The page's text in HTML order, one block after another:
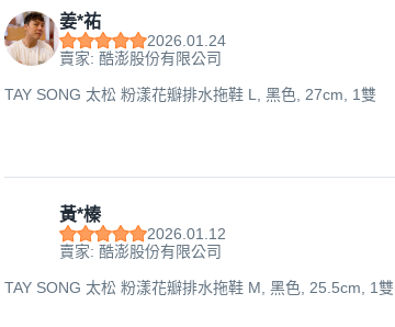
姜*祐
2026.01.24
賣家: 酷澎股份有限公司
TAY SONG 太松 粉漾花瓣排水拖鞋 L, 黑色, 27cm, 1雙
黃*榛
2026.01.12
賣家: 酷澎股份有限公司
TAY SONG 太松 粉漾花瓣排水拖鞋 M, 黑色, 25.5cm, 1雙